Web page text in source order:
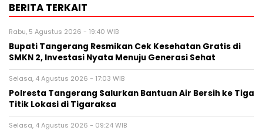
BERITA TERKAIT
Rabu, 5 Agustus 2026 - 19:40 WIB
‎Bupati Tangerang Resmikan Cek Kesehatan Gratis di
SMKN 2, Investasi Nyata Menuju Generasi Sehat
Selasa, 4 Agustus 2026 - 17:03 WIB
Polresta Tangerang Salurkan Bantuan Air Bersih ke Tiga
Titik Lokasi di Tigaraksa
Selasa, 4 Agustus 2026 - 09:24 WIB